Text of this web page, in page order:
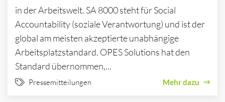
in der Arbeitswelt. SA 8000 steht für Social
Accountability (soziale Verantwortung) und ist der
global am meisten akzeptierte unabhängige
Arbeitsplatzstandard. OPES Solutions hat den
Standard übernommen,...
Pressemitteilungen Mehr dazu